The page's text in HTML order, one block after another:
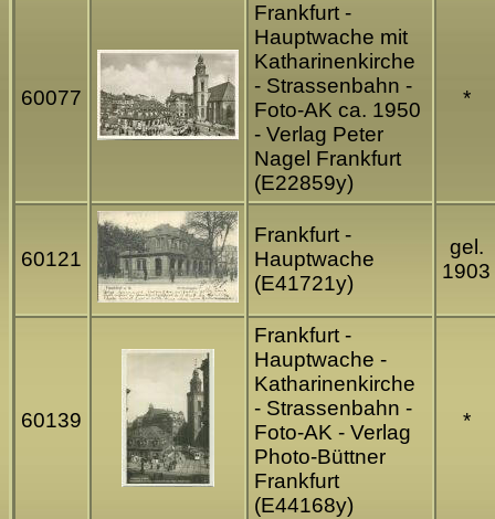
60077
Frankfurt -
Hauptwache mit
Katharinenkirche
- Strassenbahn -
Foto-AK ca. 1950
- Verlag Peter
Nagel Frankfurt
(E22859y)
*
60121
Frankfurt -
Hauptwache
(E41721y)
gel.
1903
60139
Frankfurt -
Hauptwache -
Katharinenkirche
- Strassenbahn -
Foto-AK - Verlag
Photo-Büttner
Frankfurt
(E44168y)
*